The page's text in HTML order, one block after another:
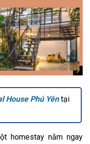
House Phú Yêntại
homestay nằm ngay